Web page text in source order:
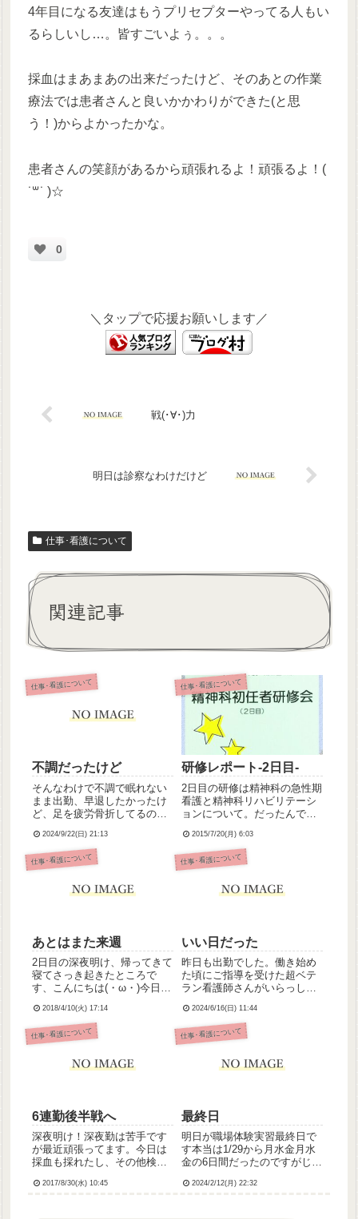
4年目になる友達はもうプリセプターやってる人もい
るらしいし…。皆すごいよぅ。。。
採血はまあまあの出来だったけど、そのあとの作業
療法では患者さんと良いかかわりができた(と思
う！)からよかったかな。
患者さんの笑顔があるから頑張れるよ！頑張るよ！(
˙꒳​˙ )☆
0
＼タップで応援お願いします／
戦(･∀･)力
明日は診察なわけだけど
仕事･看護について
関連記事
仕事･看護について
不調だったけど
そんなわけで不調で眠れない
まま出勤、早退したかったけ
ど、足を疲労骨折してるのに
んもいた手前、帰りたいとは
言えず……。半泣きで「頑張
れ、頑張れ」って自分の頬を
管つないで歩いて、食事介助
2024/9/22(日) 21:13
仕事･看護について
研修レポート‐2日目‐
2日目の研修は精神科の急性期
看護と精神科リハビリテーシ
ョンについて。だったんです
が眠くて眠くて💦(←明らかに
昨晩の影響)午後は精神科リハ
ビリテーション、リカバリ
ーションというスキルについ
2015/7/20(月) 6:03
仕事･看護について
あとはまた来週
2日目の深夜明け、帰ってきて
寝てさっき起きたところで
す、こんにちは(・ω・)今日は
看さんとのペアだったのだけ
ど、今日は昨日よりも上手に
送れたと思う！やったね♪いつ
今日の申し送りは90点くら...
2018/4/10(火) 17:14
仕事･看護について
いい日だった
昨日も出勤でした。働き始め
た頃にご指導を受けた超ベテ
ラン看護師さんがいらっしゃ
るようになってきたじゃん」
って言ってもらえたのです！
こんなわたしでも成長してる
とはね、ちょっと対応が難し
2024/6/16(日) 11:44
仕事･看護について
6連勤後半戦へ
深夜明け！深夜勤は苦手です
が最近頑張ってます。今日は
採血も採れたし、その他検査
する申し送りもちゃんとでき
2017/8/30(水) 10:45
仕事･看護について
最終日
明日が職場体験実習最終日で
す本当は1/29から月水金月水
金の6日間だったのですがじい
金曜日にお休みをいただいて
2024/2/12(月) 22:32